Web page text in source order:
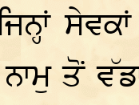
ਤੋਂ